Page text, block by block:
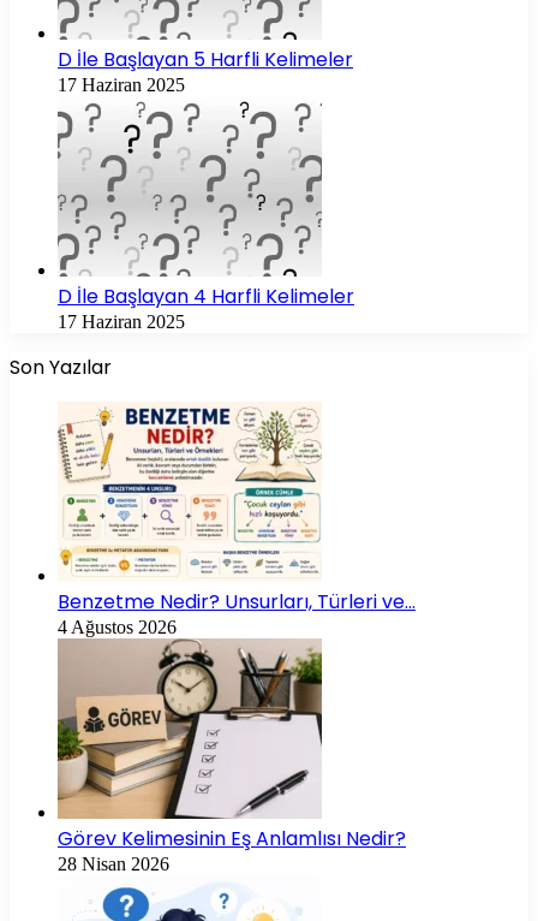
D İle Başlayan 5 Harfli Kelimeler
17 Haziran 2025
D İle Başlayan 4 Harfli Kelimeler
17 Haziran 2025
Son Yazılar
Benzetme Nedir? Unsurları, Türleri ve…
4 Ağustos 2026
Görev Kelimesinin Eş Anlamlısı Nedir?
28 Nisan 2026